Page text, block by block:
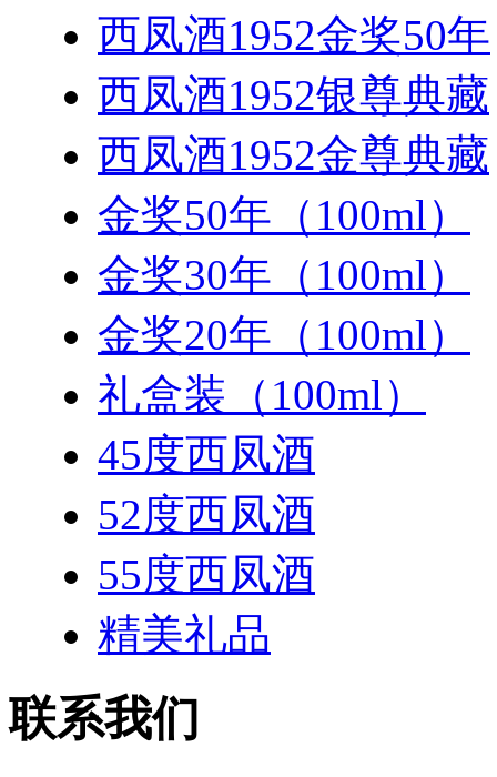
西凤酒1952金奖50年
西凤酒1952银尊典藏
西凤酒1952金尊典藏
金奖50年（100ml）
金奖30年（100ml）
金奖20年（100ml）
礼盒装（100ml）
45度西凤酒
52度西凤酒
55度西凤酒
精美礼品
联系我们